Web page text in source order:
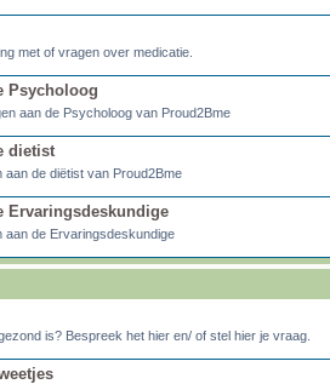
met of vragen over medicatie.
Psycholoog
aan de Psycholoog van Proud2Bme
dietist
aan de diëtist van Proud2Bme
Ervaringsdeskundige
aan de Ervaringsdeskundige
is? Bespreek het hier en/ of stel hier je vraag.